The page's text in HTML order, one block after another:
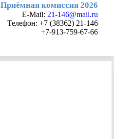
Приёмная комиссия 2026
E-Mail: 21-146@mail.ru
Телефон: +7 (38362) 21-146
+7-913-759-67-66